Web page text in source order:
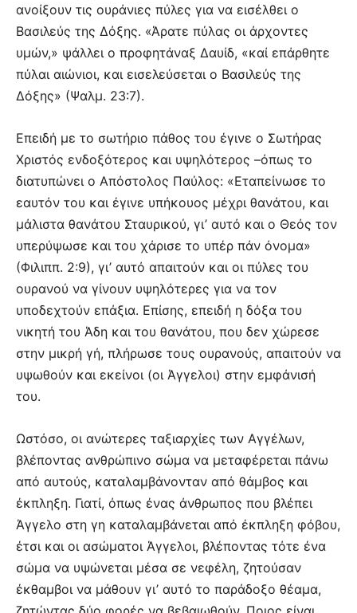
ανοίξουν τις ουράνιες πύλες για να εισέλθει ο
Βασιλεύς της Δόξης. «Άρατε πύλας οι άρχοντες
υμών,» ψάλλει ο προφητάναξ Δαυίδ, «καί επάρθητε
πύλαι αιώνιοι, και εισελεύσεται ο Βασιλεύς της
Δόξης» (Ψαλμ. 23:7).
Επειδή με το σωτήριο πάθος του έγινε ο Σωτήρας
Χριστός ενδοξότερος και υψηλότερος –όπως το
διατυπώνει ο Απόστολος Παύλος: «Εταπείνωσε το
εαυτόν του και έγινε υπήκουος μέχρι θανάτου, και
μάλιστα θανάτου Σταυρικού, γι’ αυτό και ο Θεός τον
υπερύψωσε και του χάρισε το υπέρ πάν όνομα»
(Φιλιππ. 2:9), γι’ αυτό απαιτούν και οι πύλες του
ουρανού να γίνουν υψηλότερες για να τον
υποδεχτούν επάξια. Επίσης, επειδή η δόξα του
νικητή του Άδη και του θανάτου, που δεν χώρεσε
στην μικρή γή, πλήρωσε τους ουρανούς, απαιτούν να
υψωθούν και εκείνοι (οι Άγγελοι) στην εμφάνισή
του.
Ωστόσο, οι ανώτερες ταξιαρχίες των Αγγέλων,
βλέποντας ανθρώπινο σώμα να μεταφέρεται πάνω
από αυτούς, καταλαμβάνονταν από θάμβος και
έκπληξη. Γιατί, όπως ένας άνθρωπος που βλέπει
Άγγελο στη γη καταλαμβάνεται από έκπληξη φόβου,
έτσι και οι ασώματοι Άγγελοι, βλέποντας τότε ένα
σώμα να υψώνεται μέσα σε νεφέλη, ζητούσαν
έκθαμβοι να μάθουν γι’ αυτό το παράδοξο θέαμα,